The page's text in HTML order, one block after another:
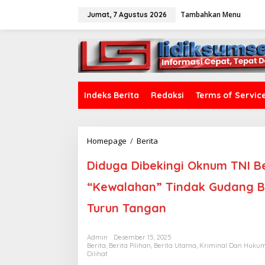
Jumat, 7 Agustus 2026 Tambahkan Menu
Indeks Berita Redaksi Terms of
Homepage / Berita
d
u
g
D
i
e
k
Diduga Dibekingi Oknum TNI
“Kewalahan” Tindak Gudang
Turun Tangan
Admin
Desember 15, 2025
Berita, Berita Pilihan, Berita Utama, Kriminal Dan
Dilihat